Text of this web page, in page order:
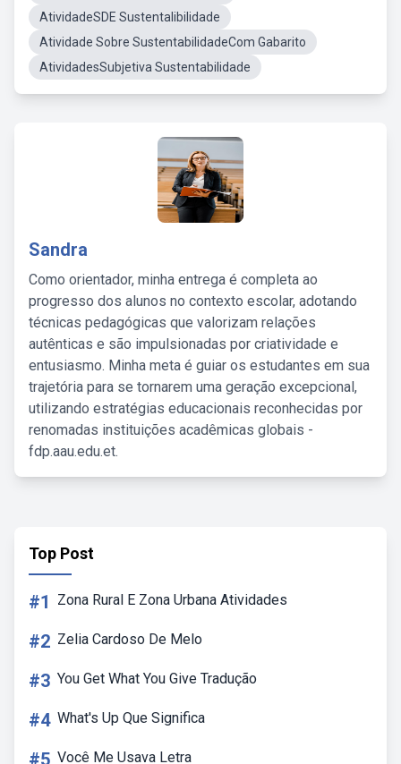
AtividadeSDE Sustentalibilidade
Atividade Sobre SustentabilidadeCom Gabarito
AtividadesSubjetiva Sustentabilidade
Sandra
Como orientador, minha entrega é completa ao
progresso dos alunos no contexto escolar, adotando
técnicas pedagógicas que valorizam relações
autênticas e são impulsionadas por criatividade e
entusiasmo. Minha meta é guiar os estudantes em sua
trajetória para se tornarem uma geração excepcional,
utilizando estratégias educacionais reconhecidas por
renomadas instituições acadêmicas globais -
fdp.aau.edu.et.
Top Post
#1 Zona Rural E Zona Urbana Atividades
#2 Zelia Cardoso De Melo
#3 You Get What You Give Tradução
#4 What's Up Que Significa
#5 Você Me Usava Letra